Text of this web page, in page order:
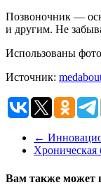
Позвоночник —
и другим. Не
Использованы
Источник:
←
Хроническая
Вам также может